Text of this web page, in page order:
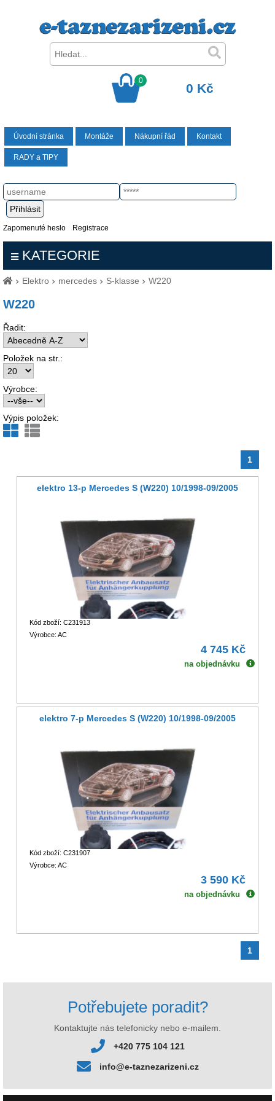
0
0 Kč
Úvodní stránka Montáže Nákupní řád Kontakt
RADY a TIPY
Zapomenuté heslo Registrace
KATEGORIE
Elektro mercedes S-klasse W220
W220
Řadit:
Položek na str.:
Výrobce:
Výpis položek:
1
elektro 13-p Mercedes S (W220) 10/1998-09/2005
Kód zboží: C231913
Výrobce: AC
4 745 Kč
na objednávku
elektro 7-p Mercedes S (W220) 10/1998-09/2005
Kód zboží: C231907
Výrobce: AC
3 590 Kč
na objednávku
1
Potřebujete poradit?
Kontaktujte nás telefonicky nebo e-mailem.
+420 775 104 121
info@e-taznezarizeni.cz